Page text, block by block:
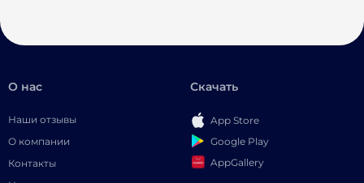
О нас
Наши отзывы
О компании
Контакты
Скачать
App Store
Google Play
AppGallery